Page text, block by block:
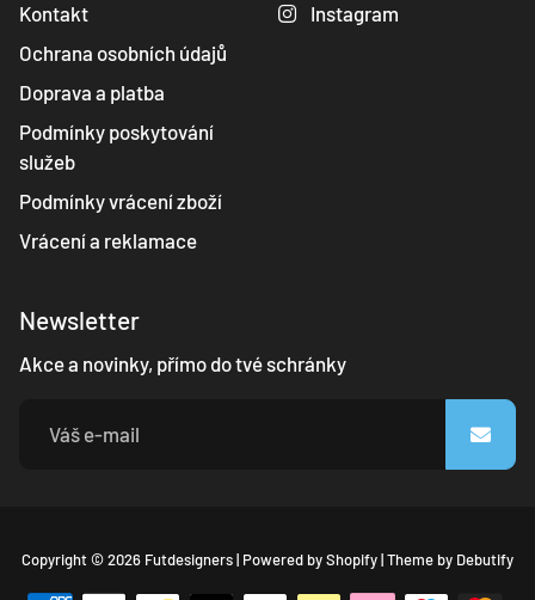
Kontakt
Ochrana osobních údajů
Doprava a platba
Podmínky poskytování
služeb
Podmínky vrácení zboží
Vrácení a reklamace
Instagram
Newsletter
Akce a novinky, přímo do tvé schránky
Copyright © 2026 Futdesigners| Powered byShopify|Theme by Debutify